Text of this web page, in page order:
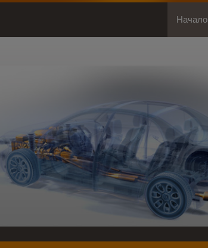
Начало